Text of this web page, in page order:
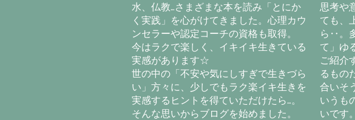
水、仏教…さまざまな本を読み「とにか
く実践」を心がけてきました。心理カウ
ンセラーや認定コーチの資格も取得。
今はラクで楽しく、イキイキ生きている
実感があります☆
世の中の「不安や気にしすぎで生きづら
い」方々に、少しでもラク楽イキ生きを
実感するヒントを得ていただけたら…。
そんな思いからブログを始めました。
思考や
ても、
ら‥。
て」ゆ
ご紹介
るもの
合いそ
いうも
いです。